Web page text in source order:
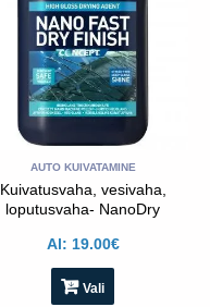
AUTO KUIVATAMINE
Kuivatusvaha, vesivaha,
loputusvaha- NanoDry
Al: 19.00€
Vali
mitu
varianti.
Valikud
saab
teha
toote